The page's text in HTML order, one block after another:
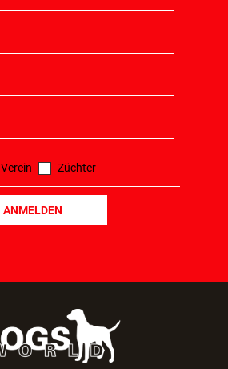
Verein Züchter
ANMELDEN